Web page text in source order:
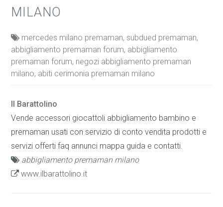
MILANO
mercedes milano premaman, subdued premaman,
abbigliamento premaman forum, abbigliamento
premaman forum, negozi abbigliamento premaman
milano, abiti cerimonia premaman milano
Il Barattolino
Vende accessori giocattoli abbigliamento bambino e
premaman usati con servizio di conto vendita prodotti e
servizi offerti faq annunci mappa guida e contatti.
abbigliamento premaman milano
www.ilbarattolino.it